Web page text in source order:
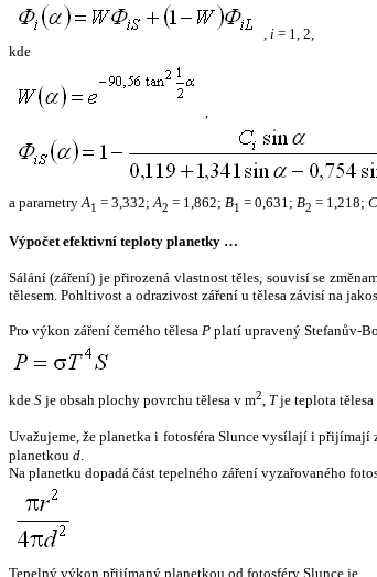
, i = 1, 2,
kde
,
a parametryA1 = 3,332;A2 = 1,862; B1 = 0,631; B2 = 1,218; C
Výpočet efektivní teploty planetky …
Sálání (záření) je přirozená vlastnost těles, souvisí se
tělesem. Pohltivost a odrazivost záření u tělesa závisí na
Pro výkon záření černého tělesa P platí upravený Stefanův-
kde S je obsah plochy povrchu tělesa v m2, Tje teplota
Uvažujeme, že planetka i fotosféra Slunce vysílají i přijímají
planetkou d.
Na planetku dopadá část tepelného záření vyzařovaného
Tepelný výkon přijímaný planetkou od fotosféry Slunce je